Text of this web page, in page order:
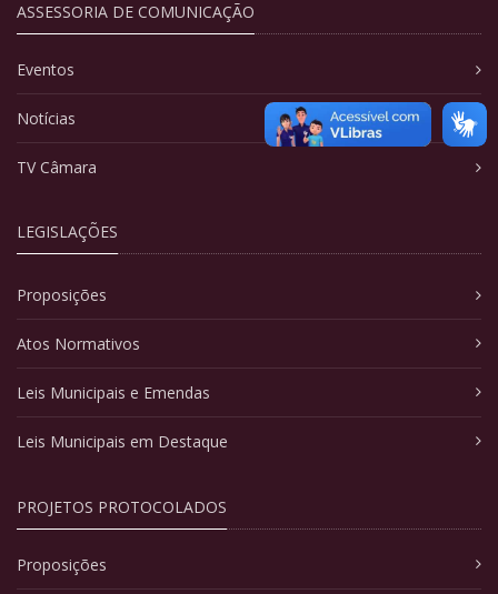
ASSESSORIA DE COMUNICAÇÃO
Eventos
Notícias
TV Câmara
LEGISLAÇÕES
Proposições
Atos Normativos
Leis Municipais e Emendas
Leis Municipais em Destaque
PROJETOS PROTOCOLADOS
Proposições